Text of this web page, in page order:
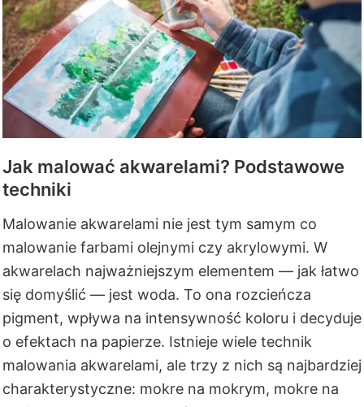
Jak malować akwarelami? Podstawowe
techniki
Malowanie akwarelami nie jest tym samym co
malowanie farbami olejnymi czy akrylowymi. W
akwarelach najważniejszym elementem — jak łatwo
się domyślić — jest woda. To ona rozcieńcza
pigment, wpływa na intensywność koloru i decyduje
o efektach na papierze. Istnieje wiele technik
malowania akwarelami, ale trzy z nich są najbardziej
charakterystyczne: mokre na mokrym, mokre na